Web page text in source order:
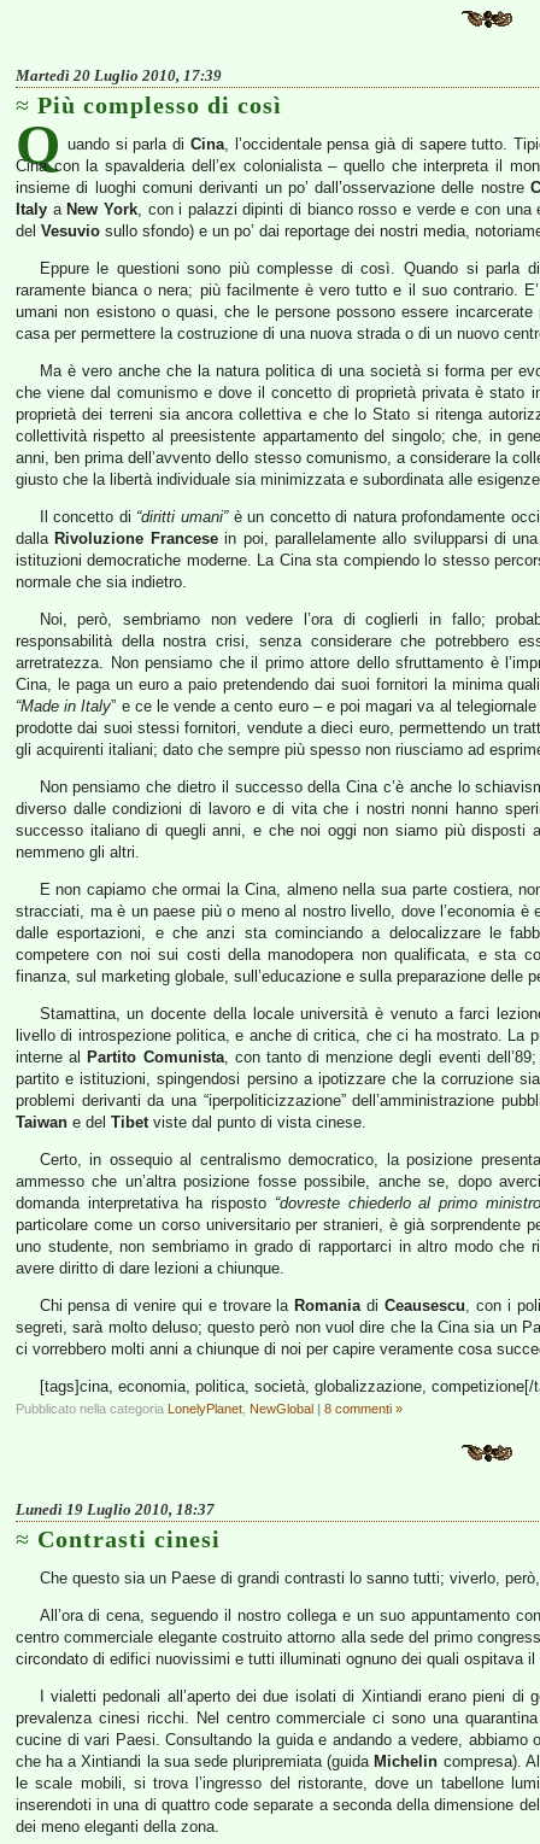
Martedì 20 Luglio 2010, 17:39
Più complesso di così
Q uando si parla di Cina, l’occidentale pensa già di sapere tutto.
Cina con la spavalderia dell’ex colonialista – quello che interpreta il
insieme di luoghi comuni derivanti un po’ dall’osservazione delle nostre
Italy a New York, con i palazzi dipinti di bianco rosso e verde e con una
del Vesuvio sullo sfondo) e un po’ dai reportage dei nostri media,
Eppure le questioni sono più complesse di così. Quando si
raramente bianca o nera; più facilmente è vero tutto e il suo contrario.
umani non esistono o quasi, che le persone possono essere
casa per permettere la costruzione di una nuova strada o di un nuovo
Ma è vero anche che la natura politica di una società si forma per
che viene dal comunismo e dove il concetto di proprietà privata è stato
proprietà dei terreni sia ancora collettiva e che lo Stato si ritenga
collettività rispetto al preesistente appartamento del singolo; che, in
anni, ben prima dell’avvento dello stesso comunismo, a considerare la
giusto che la libertà individuale sia minimizzata e subordinata alle
Il concetto di “diritti umani”è un concetto di natura profondamente
dalla Rivoluzione Francesein poi, parallelamente allo svilupparsi di
istituzioni democratiche moderne. La Cina sta compiendo lo stesso
normale che sia indietro.
Noi, però, sembriamo non vedere l’ora di coglierli in fallo;
responsabilità della nostra crisi, senza considerare che potrebbero
arretratezza. Non pensiamo che il primo attore dello sfruttamento è
Cina, le paga un euro a paio pretendendo dai suoi fornitori la minima
“Made in Italy” e ce le vende a cento euro – e poi magari va al
prodotte dai suoi stessi fornitori, vendute a dieci euro, permettendo un
gli acquirenti italiani; dato che sempre più spesso non riusciamo ad
Non pensiamo che dietro il successo della Cina c’è anche lo
diverso dalle condizioni di lavoro e di vita che i nostri nonni hanno
successo italiano di quegli anni, e che noi oggi non siamo più disposti
nemmeno gli altri.
E non capiamo che ormai la Cina, almeno nella sua parte costiera,
stracciati, ma è un paese più o meno al nostro livello, dove l’economia
dalle esportazioni, e che anzi sta cominciando a delocalizzare le
competere con noi sui costi della manodopera non qualificata, e sta
finanza, sul marketing globale, sull’educazione e sulla preparazione delle
Stamattina, un docente della locale università è venuto a farci
livello di introspezione politica, e anche di critica, che ci ha mostrato. La
interne al
Partito Comunista, con tanto di menzione degli eventi
partito e istituzioni, spingendosi persino a ipotizzare che la corruzione
problemi derivanti da una “iperpoliticizzazione” dell’amministrazione
Taiwan e del Tibet viste dal punto di vista cinese.
Certo, in ossequio al centralismo democratico, la posizione
ammesso che un’altra posizione fosse possibile, anche se, dopo
domanda interpretativa ha risposto “dovreste chiederlo al primo
particolare come un corso universitario per stranieri, è già sorprendente
uno studente, non sembriamo in grado di rapportarci in altro modo che
avere diritto di dare lezioni a chiunque.
Chi pensa di venire qui e trovare la Romania diCeausescu , con i
segreti, sarà molto deluso; questo però non vuol dire che la Cina sia un
ci vorrebbero molti anni a chiunque di noi per capire veramente cosa
[tags]cina, economia, politica, società, globalizzazione, competizione[/
Pubblicato nella categoria LonelyPlanet NewGlobal | 8 commenti »
Lunedì 19 Luglio 2010, 18:37
Contrasti cinesi
Che questo sia un Paese di grandi contrasti lo sanno tutti; viverlo,
All’ora di cena, seguendo il nostro collega e un suo appuntamento
centro commerciale elegante costruito attorno alla sede del primo
circondato di edifici nuovissimi e tutti illuminati ognuno dei quali ospitava
I vialetti pedonali all’aperto dei due isolati di Xintiandi erano pieni
prevalenza cinesi ricchi. Nel centro commerciale ci sono una
cucine di vari Paesi. Consultando la guida e andando a vedere, abbiamo
che ha a Xintiandi la sua sede pluripremiata (guida Michelin compresa).
le scale mobili, si trova l’ingresso del ristorante, dove un tabellone
inserendoti in una di quattro code separate a seconda della dimensione
dei meno eleganti della zona.